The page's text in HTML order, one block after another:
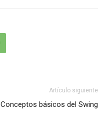
Artículo siguiente
Conceptos básicos del Swing